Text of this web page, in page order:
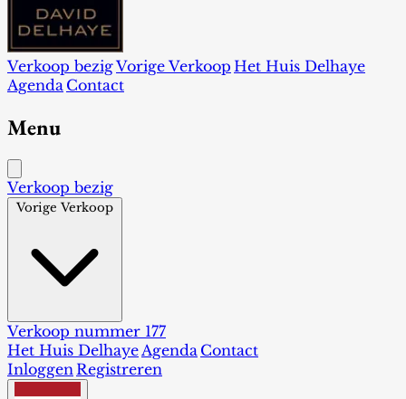
Verkoop bezigVorige Verkoop Het Huis Delhaye
Agenda Contact
Menu
Verkoop bezig
Vorige Verkoop
Verkoop nummer 177
Het Huis DelhayeAgenda Contact
InloggenRegistreren